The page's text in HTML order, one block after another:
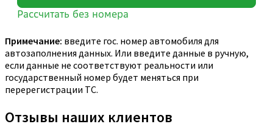
Примечание: введите гос. номер автомобиля для
автозаполнения данных. Или введите данные в ручную,
если данные не соответствуют реальности или
государственный номер будет меняться при
перерегистрации ТС.
Отзывы наших клиентов